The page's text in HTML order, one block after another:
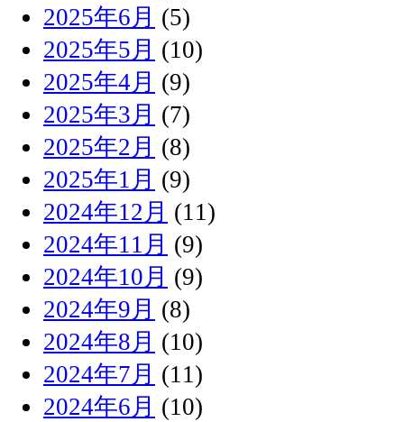
2025年6月 (5)
2025年5月 (10)
2025年4月 (9)
2025年3月 (7)
2025年2月 (8)
2025年1月 (9)
2024年12月 (11)
2024年11月 (9)
2024年10月 (9)
2024年9月 (8)
2024年8月 (10)
2024年7月 (11)
2024年6月 (10)